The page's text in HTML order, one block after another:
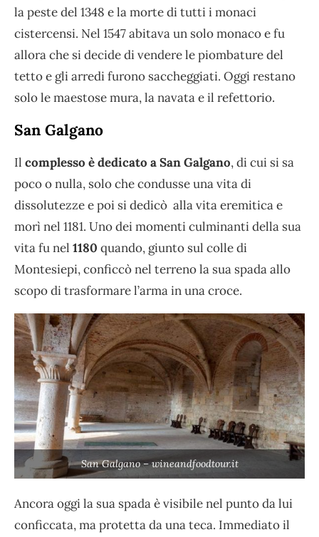
la peste del 1348 e la morte di tutti i monaci
cistercensi. Nel 1547 abitava un solo monaco e fu
allora che si decide di vendere le piombature del
tetto e gli arredi furono saccheggiati. Oggi restano
solo le maestose mura, la navata e il refettorio.
San Galgano
Il complesso è dedicato a San Galgano, di cui si sa
poco o nulla, solo che condusse una vita di
dissolutezze e poi si dedicò alla vita eremitica e
morì nel 1181. Uno dei momenti culminanti della sua
vita fu nel 1180 quando, giunto sul colle di
Montesiepi, conficcò nel terreno la sua spada allo
scopo di trasformare l’arma in una croce.
San Galgano – wineandfoodtour.it
Ancora oggi la sua spada è visibile nel punto da lui
conficcata, ma protetta da una teca. Immediato il